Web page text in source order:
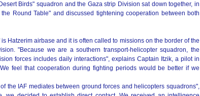
Birds" squadron and the Gaza strip Division sat down together, in
Round Table" and discussed tightening cooperation between both
Hatzerim airbase and it is often called to missions on the border of the
"Because we are a southern transport-helicopter squadron, the
forces includes daily interactions", explains Captain Itzik, a pilot in
feel that cooperation during fighting periods would be better if we
the IAF mediates between ground forces and helicopters squadrons",